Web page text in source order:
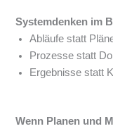
Systemdenken im
Abläufe statt
Prozesse statt
Ergebnisse statt
Wenn Planen und